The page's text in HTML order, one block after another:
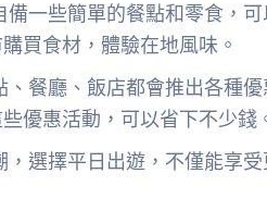
備一些簡單的餐點和零食，
買食材，體驗在地風味。
、餐廳、飯店都會推出各種
優惠活動，可以省下不少錢
，選擇平日出遊，不僅能享